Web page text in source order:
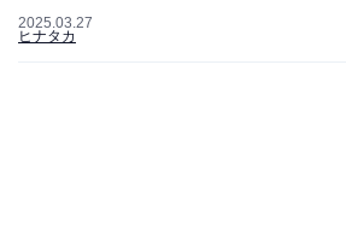
2025.03.27
ヒナタカ